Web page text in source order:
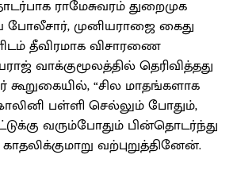
ராமேசுவரம் துறைமுக
முனியராஜை கைது
தீவிரமாக விசாரணை
வாக்குமூலத்தில் தெரிவித்தது
கூறுகையில், “சில மாதங்களாக
பள்ளி செல்லும் போதும்,
வரும்போதும் பின்தொடர்ந்து
வற்புறுத்தினேன்.